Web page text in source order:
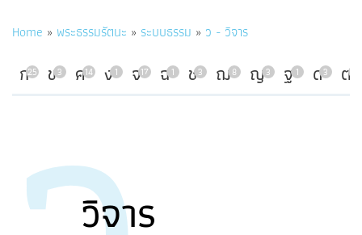
Breadcrumb
Home พระธรรมรัตนะ ระบบธรรม ว - วิจาร
ก25 ข3 ค14 ง1 จ17 ฉ1 ช3 ฌ8 ญ3 ฐ1 ด3 ต
วิจาร